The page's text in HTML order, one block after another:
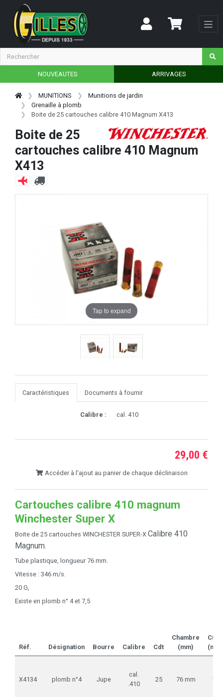
NOUVEAUTES ARRIVAGES
MUNITIONS
Munitions de jardin
Grenaille à plomb
Boite de 25 cartouches calibre 410 Magnum X413
Boite de 25
cartouches calibre 410 Magnum
X413
Tap to expand
Caractéristiques Documents à fournir
Calibre : cal. 410
29,00 €
Accéder à l'ajout au panier de chaque déclinaison
Cartouches calibre 410 magnum
Winchester Super X
Boite de 25 cartouches WINCHESTER SUPER-X Calibre 410
Magnum.
Tube plastique, longueur 76 mm.
Vitesse : 346 m/s.
20 G,
Existe en plomb n° 4 et 7,5
Réf. Désignation Bourre Calibre Cdt
Chambre
(mm)
Culot
(mm)
X4134 plomb n°4 Jupe
cal.
.410
25 76 mm 16